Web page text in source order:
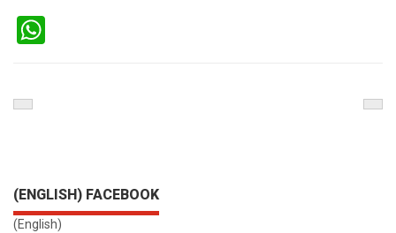
Previous
(ENGLISH) FACEBOOK
(English)